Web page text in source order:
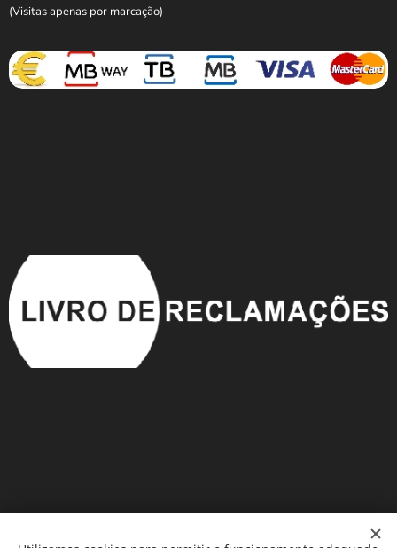
(Visitas apenas por marcação)